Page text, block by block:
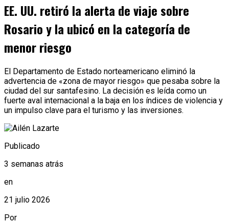
EE. UU. retiró la alerta de viaje sobre
Rosario y la ubicó en la categoría de
menor riesgo
El Departamento de Estado norteamericano eliminó la
advertencia de «zona de mayor riesgo» que pesaba sobre la
ciudad del sur santafesino. La decisión es leída como un
fuerte aval internacional a la baja en los índices de violencia y
un impulso clave para el turismo y las inversiones.
Publicado
3 semanas atrás
en
21 julio 2026
Por